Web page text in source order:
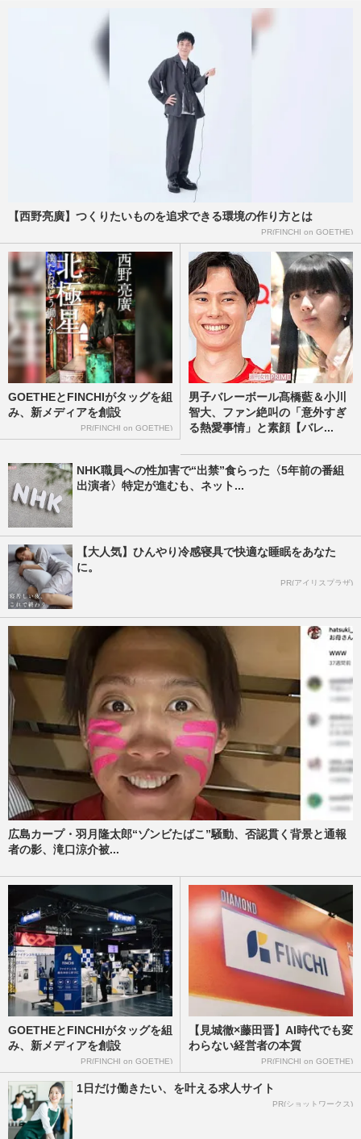
事を失う」不祥事の過剰反…
週刊女性PRIME
サバンナ高橋茂雄、中山功太ら後輩の“い
じめ告発”に謝罪で「感謝するべき」相
方・八木真澄が見せた“神対…
週刊女性PRIME
神奈川県警少年育成課、暴行動画拡散防止
のチラシ画像を投稿→削除……学校現場に
はすでに配布で疑問殺到
週刊女性PRIME 2026/2/13
玉木雄一郎氏「悪いのは加害者」選挙公約
で“いじめ対策”宣言、世間から寄せられる
期待と「票集め」懐疑の…
週刊女性PRIME 2026/1/22
【西野亮廣】つくりたいものを追求できる環境の作り方とは
PR(FINCHI on GOETHE)
GOETHEとFINCHIがタッグを組
み、新メディアを創設
PR(FINCHI on GOETHE)
男子バレーボール髙橋藍＆小川
智大、ファン絶叫の「意外すぎ
る熱愛事情」と素顔【バレ...
NHK職員への性加害で“出禁”食らった〈5年前の番組
出演者〉特定が進むも、ネット...
【大人気】ひんやり冷感寝具で快適な睡眠をあなた
に。
PR(アイリスプラザ)
広島カープ・羽月隆太郎“ゾンビたばこ”騒動、否認貫く背景と通報
者の影、滝口涼介被...
GOETHEとFINCHIがタッグを組
み、新メディアを創設
PR(FINCHI on GOETHE)
【見城徹×藤田晋】AI時代でも変
わらない経営者の本質
PR(FINCHI on GOETHE)
1日だけ働きたい、を叶える求人サイト
PR(ショットワークス)